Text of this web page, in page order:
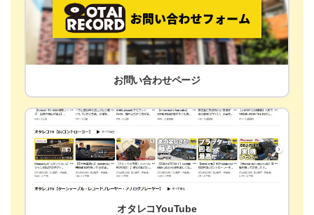
お問い合わせページ
オタレコYouTube